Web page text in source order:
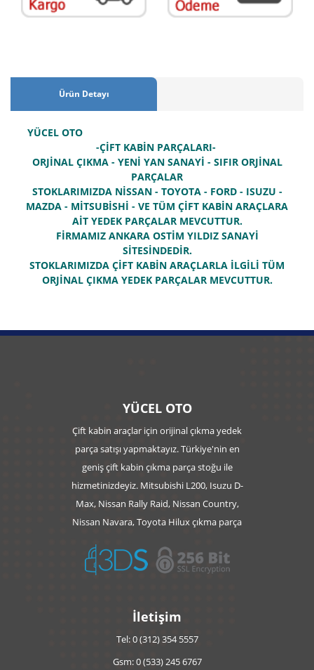
Ürün Detayı
YÜCEL OTO
-ÇİFT KABİN PARÇALARI-
ORJİNAL ÇIKMA - YENİ YAN SANAYİ - SIFIR ORJİNAL
PARÇALAR
STOKLARIMIZDA NİSSAN - TOYOTA - FORD - ISUZU -
MAZDA - MİTSUBİSHİ - VE TÜM ÇİFT KABİN ARAÇLARA
AİT YEDEK PARÇALAR MEVCUTTUR.
FİRMAMIZ ANKARA OSTİM YILDIZ SANAYİ
SİTESİNDEDİR.
STOKLARIMIZDA ÇİFT KABİN ARAÇLARLA İLGİLİ TÜM
ORJİNAL ÇIKMA YEDEK PARÇALAR MEVCUTTUR.
YÜCEL OTO
Çift kabin araçlar için orijinal çıkma yedek
parça satışı yapmaktayız. Türkiye'nin en
geniş çift kabin çıkma parça stoğu ile
hizmetinizdeyiz. Mitsubishi L200, Isuzu D-
Max, Nissan Rally Raid, Nissan Country,
Nissan Navara, Toyota Hilux çıkma parça
İletişim
Tel: 0 (312) 354 5557
Gsm: 0 (533) 245 6767